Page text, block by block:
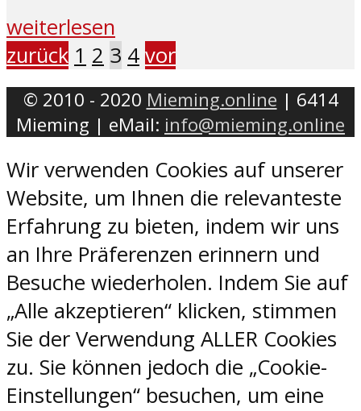
weiterlesen
zurück 1 2 3 4 vor
© 2010 - 2020 Mieming.online | 6414
Mieming | eMail: info@mieming.online
Wir verwenden Cookies auf unserer
Website, um Ihnen die relevanteste
Erfahrung zu bieten, indem wir uns
an Ihre Präferenzen erinnern und
Besuche wiederholen. Indem Sie auf
„Alle akzeptieren“ klicken, stimmen
Sie der Verwendung ALLER Cookies
zu. Sie können jedoch die „Cookie-
Einstellungen“ besuchen, um eine